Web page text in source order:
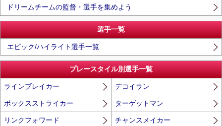
ドリームチームの監督・選手を集めよう
選手一覧
エピック/ハイライト選手一覧
プレースタイル別選手一覧
ラインブレイカー デコイラン
ボックスストライカー ターゲットマン
リンクフォワード チャンスメイカー